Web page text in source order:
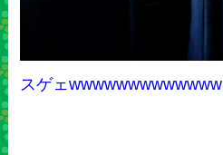
スゲェwwwwwwwwwwwww